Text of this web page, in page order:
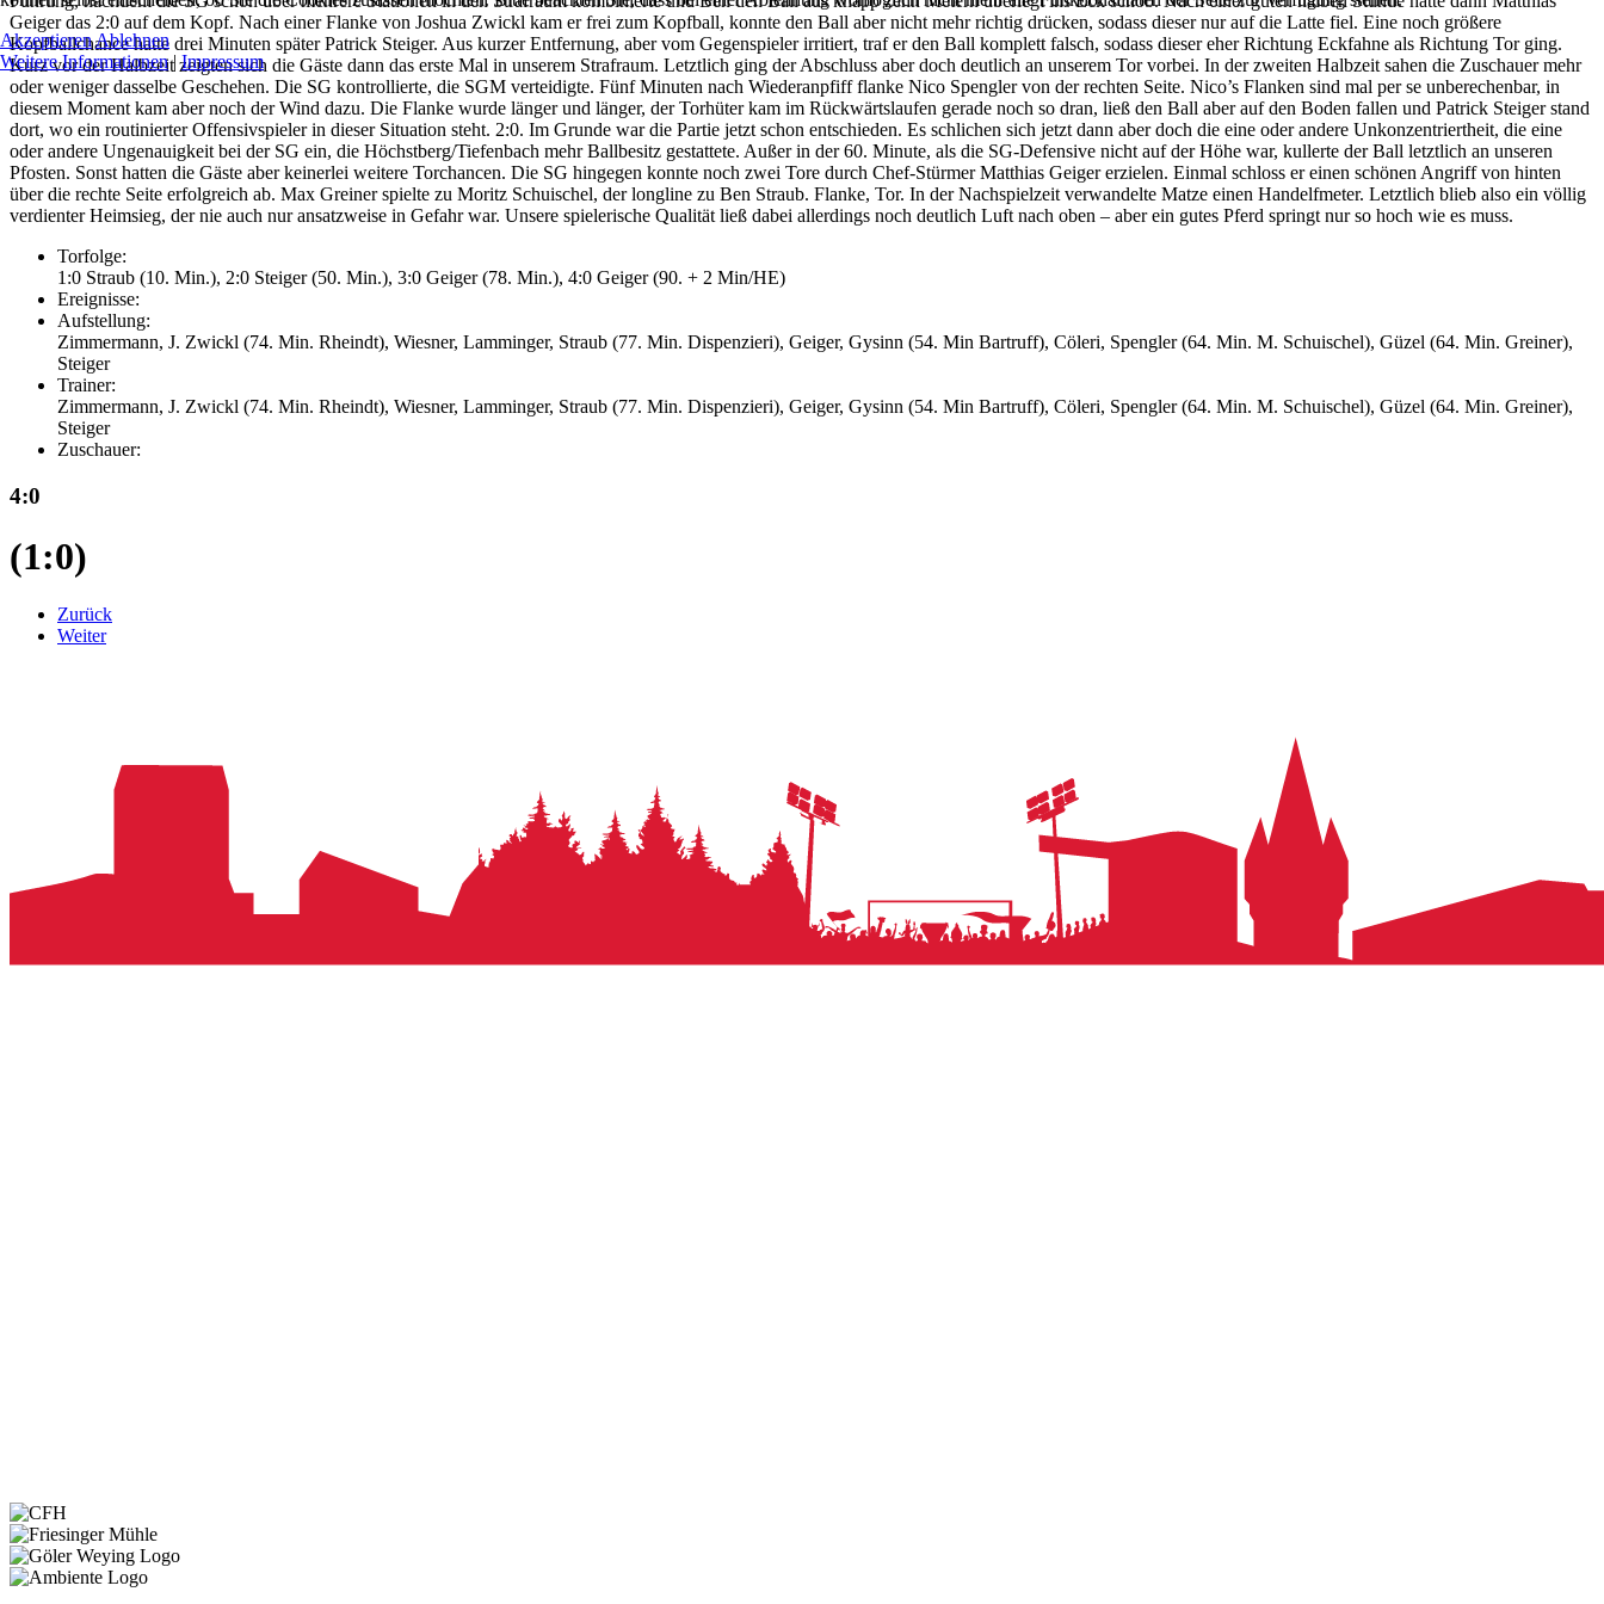
Geiger das 2:0 auf dem Kopf. Nach einer Flanke von Joshua Zwickl kam er frei zum Kopfball, konnte den Ball aber nicht mehr richtig drücken, sodass dieser nur auf die Latte fiel. Eine noch größere
Kopfballchance hatte drei Minuten später Patrick Steiger. Aus kurzer Entfernung, aber vom Gegenspieler irritiert, traf er den Ball komplett falsch, sodass dieser eher Richtung Eckfahne als Richtung Tor ging.
Kurz vor der Halbzeit zeigten sich die Gäste dann das erste Mal in unserem Strafraum. Letztlich ging der Abschluss aber doch deutlich an unserem Tor vorbei. In der zweiten Halbzeit sahen die Zuschauer mehr
oder weniger dasselbe Geschehen. Die SG kontrollierte, die SGM verteidigte. Fünf Minuten nach Wiederanpfiff flanke Nico Spengler von der rechten Seite. Nico’s Flanken sind mal per se unberechenbar, in
diesem Moment kam aber noch der Wind dazu. Die Flanke wurde länger und länger, der Torhüter kam im Rückwärtslaufen gerade noch so dran, ließ den Ball aber auf den Boden fallen und Patrick Steiger stand
dort, wo ein routinierter Offensivspieler in dieser Situation steht. 2:0. Im Grunde war die Partie jetzt schon entschieden. Es schlichen sich jetzt dann aber doch die eine oder andere Unkonzentriertheit, die eine
oder andere Ungenauigkeit bei der SG ein, die Höchstberg/Tiefenbach mehr Ballbesitz gestattete. Außer in der 60. Minute, als die SG-Defensive nicht auf der Höhe war, kullerte der Ball letztlich an unseren
Pfosten. Sonst hatten die Gäste aber keinerlei weitere Torchancen. Die SG hingegen konnte noch zwei Tore durch Chef-Stürmer Matthias Geiger erzielen. Einmal schloss er einen schönen Angriff von hinten
über die rechte Seite erfolgreich ab. Max Greiner spielte zu Moritz Schuischel, der longline zu Ben Straub. Flanke, Tor. In der Nachspielzeit verwandelte Matze einen Handelfmeter. Letztlich blieb also ein völlig
verdienter Heimsieg, der nie auch nur ansatzweise in Gefahr war. Unsere spielerische Qualität ließ dabei allerdings noch deutlich Luft nach oben – aber ein gutes Pferd springt nur so hoch wie es muss.
Torfolge:
1:0 Straub (10. Min.), 2:0 Steiger (50. Min.), 3:0 Geiger (78. Min.), 4:0 Geiger (90. + 2 Min/HE)
Ereignisse:
Aufstellung:
Zimmermann, J. Zwickl (74. Min. Rheindt), Wiesner, Lamminger, Straub (77. Min. Dispenzieri), Geiger, Gysinn (54. Min Bartruff), Cöleri, Spengler (64. Min. M. Schuischel), Güzel (64. Min. Greiner),
Steiger
Trainer:
Zimmermann, J. Zwickl (74. Min. Rheindt), Wiesner, Lamminger, Straub (77. Min. Dispenzieri), Geiger, Gysinn (54. Min Bartruff), Cöleri, Spengler (64. Min. M. Schuischel), Güzel (64. Min. Greiner),
Steiger
Zuschauer:
4:0
(1:0)
Zurück
Weiter
AkzeptierenAblehnen
Weitere Informationen|Impressum